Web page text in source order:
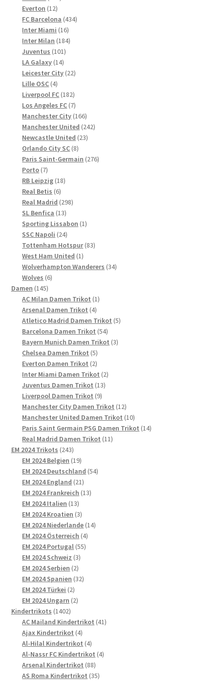
Everton 1212
Produkte
FC Barcelona 434434
Inter Miami 1616
Produkte
Inter Milan 184184
Juventus 101101
LA Galaxy 1414
Produkte
Leicester City 2222
Lille OSC 44
Produkte
Liverpool FC 182182
Produkte
Los Angeles FC 77
Produkte
Manchester City 166166
Produkte
Manchester United 242242
Newcastle United 2323
Orlando City SC 88
Produkte
Paris Saint-Germain 276276
Porto 77
Produkte
RB Leipzig 1818
Real Betis 66
Produkte
Real Madrid 298298
SL Benfica 1313
Produkte
Sporting Lissabon 11
SSC Napoli 2424
Produkte
Tottenham Hotspur 8383
West Ham United 11
Produkt
Wolverhampton Wanderers 3434
Wolves 66
Damen 145145
Produkte
AC Milan Damen Trikot 11
Arsenal Damen Trikot 44
Produkte
Atletico Madrid Damen Trikot 55
Barcelona Damen Trikot 5454
Produkte
Bayern Munich Damen Trikot 33
Chelsea Damen Trikot 55
Produkte
Everton Damen Trikot 22
Produkte
Inter Miami Damen Trikot 22
Juventus Damen Trikot 1313
Liverpool Damen Trikot 99
Produkte
Manchester City Damen Trikot 1212
Produkte
Manchester United Damen Trikot 1010
Produkte
Paris Saint Germain PSG Damen Trikot 1414
Real Madrid Damen Trikot 1111
EM 2024 Trikots 243243
Produkte
EM 2024 Belgien 1919
Produkte
EM 2024 Deutschland 5454
EM 2024 England 2121
Produkte
EM 2024 Frankreich 1313
EM 2024 Italien 1313
Produkte
EM 2024 Kroatien 33
Produkte
EM 2024 Niederlande 1414
EM 2024 Österreich 44
EM 2024 Portugal 5555
EM 2024 Schweiz 33
EM 2024 Serbien 22
Produkte
EM 2024 Spanien 3232
EM 2024 Türkei 22
Produkte
EM 2024 Ungarn 22
Kindertrikots 14021402
Produkte
AC Mailand Kindertrikot 4141
Ajax Kindertrikot 44
Produkte
Al-Hilal Kindertrikot 44
Produkte
Al-Nassr FC Kindertrikot 44
Arsenal Kindertrikot 8888
Produkte
AS Roma Kindertrikot 3535